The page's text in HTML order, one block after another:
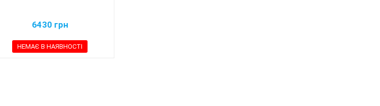
6430 грн
НЕМАЄ В НАЯВНОСТІ